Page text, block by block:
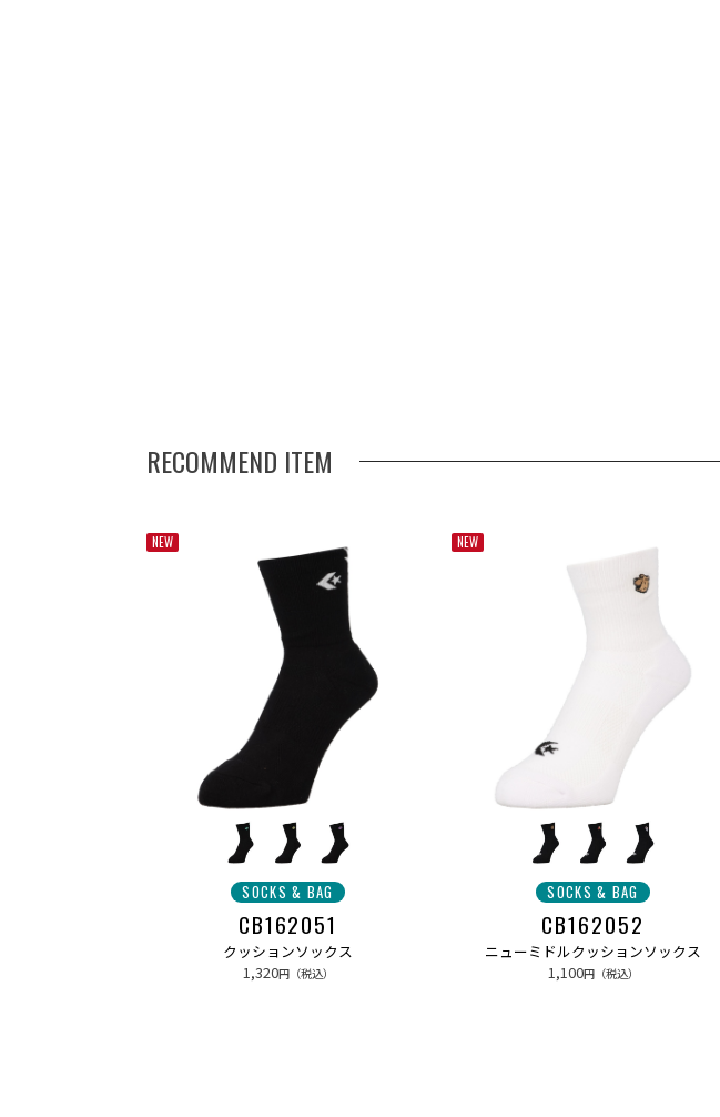
RECOMMEND ITEM
NEW
SOCKS & BAG
CB162051
クッションソックス
1,320円（税込）
NEW
SOCKS & BAG
CB162052
ニューミドルクッションソックス
1,100円（税込）